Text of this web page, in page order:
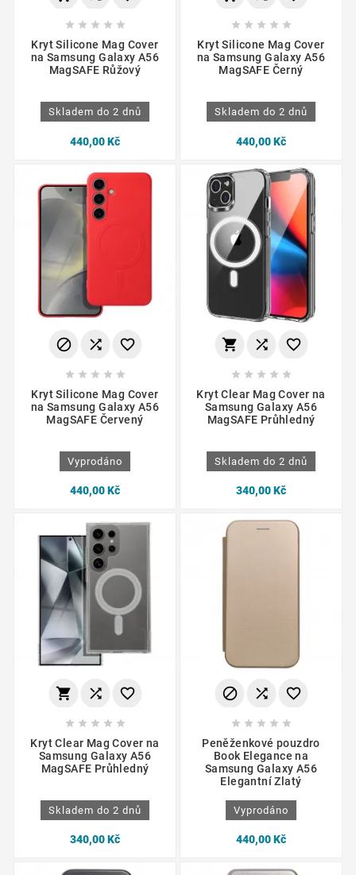
    
Kryt Silicone Mag Cover
na Samsung Galaxy A56
MagSAFE Růžový
Skladem do 2 dnů
440,00 Kč
    
Kryt Silicone Mag Cover
na Samsung Galaxy A56
MagSAFE Černý
Skladem do 2 dnů
440,00 Kč
  
    
Kryt Silicone Mag Cover
na Samsung Galaxy A56
MagSAFE Červený
Vyprodáno
440,00 Kč
  
    
Kryt Clear Mag Cover na
Samsung Galaxy A56
MagSAFE Průhledný
Skladem do 2 dnů
340,00 Kč
  
    
Kryt Clear Mag Cover na
Samsung Galaxy A56
MagSAFE Průhledný
Skladem do 2 dnů
340,00 Kč
  
    
Peněženkové pouzdro
Book Elegance na
Samsung Galaxy A56
Elegantní Zlatý
Vyprodáno
440,00 Kč